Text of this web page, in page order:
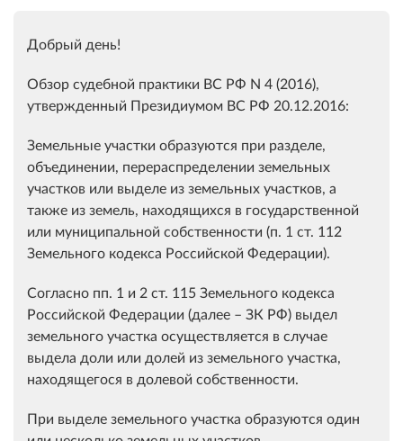
Добрый день!
Обзор судебной практики ВС РФ N 4 (2016),
утвержденный Президиумом ВС РФ 20.12.2016:
Земельные участки образуются при разделе,
объединении, перераспределении земельных
участков или выделе из земельных участков, а
также из земель, находящихся в государственной
или муниципальной собственности (п. 1 ст. 112
Земельного кодекса Российской Федерации).
Согласно пп. 1 и 2 ст. 115 Земельного кодекса
Российской Федерации (далее – ЗК РФ) выдел
земельного участка осуществляется в случае
выдела доли или долей из земельного участка,
находящегося в долевой собственности.
При выделе земельного участка образуются один